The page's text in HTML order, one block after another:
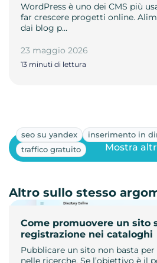
WordPress è uno dei CMS più
far crescere progetti online.
dai blog p…
23 maggio 2026
13 minuti di lettura
seo su yandex inserimento in
traffico gratuito
Come promuovere un sito
registrazione nei cataloghi
Pubblicare un sito non basta
nelle ricerche. Se l’obiettivo è il
Mostra
Altro sullo stesso